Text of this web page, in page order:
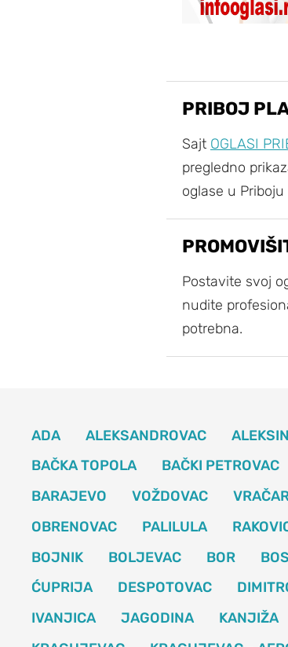
PRIBOJ
Sajt OGLASI
pregledno
oglase u
Postavite svoj
nudite
potrebna.
ADA ALEKSANDROVAC
BAČKA TOPOLA
BAČKI PETROVAC
BARAJEVO
VOŽDOVAC
OBRENOVAC
PALILULA
BOJNIK
BOLJEVAC BOR
ĆUPRIJA
DESPOTOVAC
IVANJICA
JAGODINA KANJIŽA